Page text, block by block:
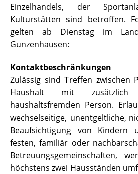
Einzelhandels, der
Kulturstätten sind betroffen.
gelten ab Dienstag im
Gunzenhausen:
Kontaktbeschränkungen
Zulässig sind Treffen zwischen
Haushalt mit
haushaltsfremden Person.
wechselseitige, unentgeltliche,
Beaufsichtigung von Kindern
festen, familiär oder
Betreuungsgemeinschaften,
höchstens zwei Hausständen